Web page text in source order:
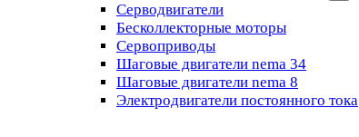
Cерводвигатели
Бесколлекторные моторы
Сервоприводы
Шаговые двигатели nema 34
Шаговые двигатели nema 8
Электродвигатели постоянного тока